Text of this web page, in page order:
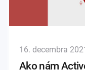
16. decembra
Ako nám